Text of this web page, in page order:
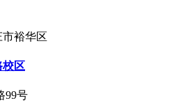
裕华区
校区
99号